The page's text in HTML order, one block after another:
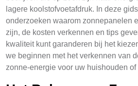
lagere koolstofvoetafdruk. In deze
onderzoeken waarom zonnepanelen
zijn, de kosten verkennen en tips
kwaliteit kunt garanderen bij het
we beginnen met het verkennen van
zonne-energie voor uw huishouden